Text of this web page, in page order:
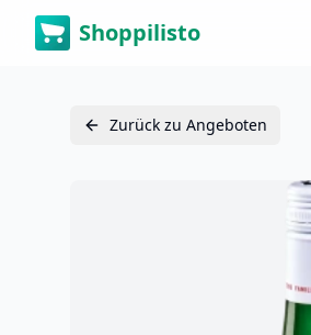
Shoppilisto
Zurück zu Angeboten